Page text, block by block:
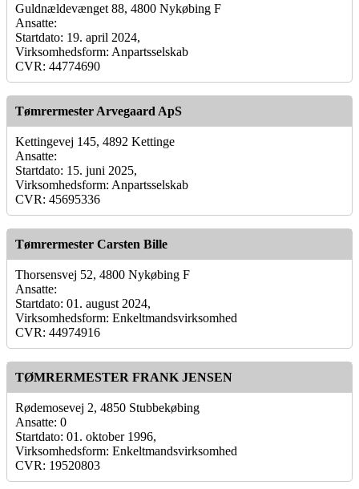
Guldnældevænget 88, 4800 Nykøbing F
Ansatte:
Startdato: 19. april 2024,
Virksomhedsform: Anpartsselskab
CVR: 44774690
Tømrermester Arvegaard ApS
Kettingevej 145, 4892 Kettinge
Ansatte:
Startdato: 15. juni 2025,
Virksomhedsform: Anpartsselskab
CVR: 45695336
Tømrermester Carsten Bille
Thorsensvej 52, 4800 Nykøbing F
Ansatte:
Startdato: 01. august 2024,
Virksomhedsform: Enkeltmandsvirksomhed
CVR: 44974916
TØMRERMESTER FRANK JENSEN
Rødemosevej 2, 4850 Stubbekøbing
Ansatte: 0
Startdato: 01. oktober 1996,
Virksomhedsform: Enkeltmandsvirksomhed
CVR: 19520803